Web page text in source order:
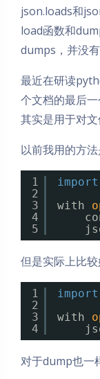
json.loads和
load函数和
dumps，并没
最近在研读
个文档的最后
其实是用于对文
以前我用的方法
1
2
3
4
5
import
with
但是实际上比较
1
2
3
4
import
with
对于dump也一